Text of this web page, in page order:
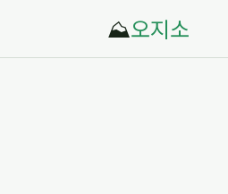
⛰️오지소